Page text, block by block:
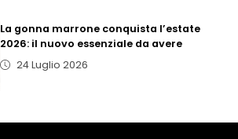
La gonna marrone conquista l’estate
2026: il nuovo essenziale da avere
24 Luglio 2026